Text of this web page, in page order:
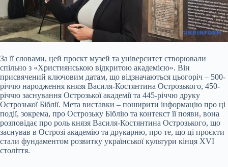
За її словами, цей проєкт музей та університет створювали
спільно з «Християнською відкритою академією». Він
присвячений ключовим датам, що відзначаються цьогоріч – 500-
річчю народження князя Василя-Костянтина Острозького, 450-
річчю заснування Острозької академії та 445-річчю друку
Острозької Біблії. Мета виставки – поширити інформацію про ці
події, зокрема, про Острозьку Біблію та контекст її появи, вона
розповідає про роль князя Василя-Костянтина Острозького, що
заснував в Острозі академію та друкарню, про те, що ці проєкти
стали фундаментом розвитку української культури кінця XVI
століття.